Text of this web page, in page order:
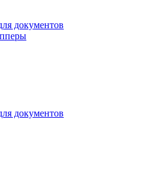
документов
документов